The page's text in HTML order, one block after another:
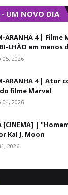
UM NOVO DIA
ARANHA 4 |
LHÃO em menos
05, 2026
ARANHA 4 | Ator
filme Marvel
04, 2026
[CINEMA] |
Kal J. Moon
2026